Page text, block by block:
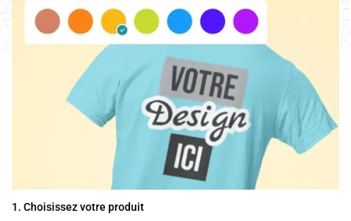
1. Choisissez votre produit